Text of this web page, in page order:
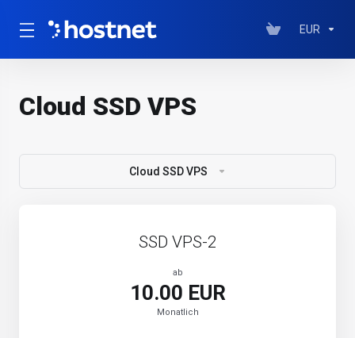
EUR
Cloud SSD VPS
Cloud SSD VPS
SSD VPS-2
ab
10.00 EUR
Monatlich